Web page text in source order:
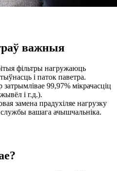
важныя
фільтры нагружаюць
і паток паветра.
99,97% мікрачасціц
і г.д.).
замена прадухіляе нагрузку
службы вашага ачышчальніка.